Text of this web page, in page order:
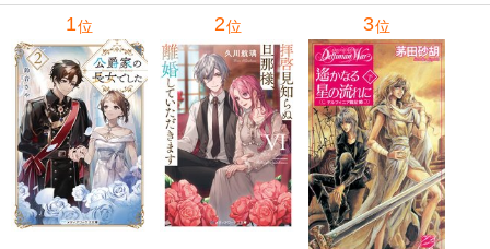
1位 2位 3位